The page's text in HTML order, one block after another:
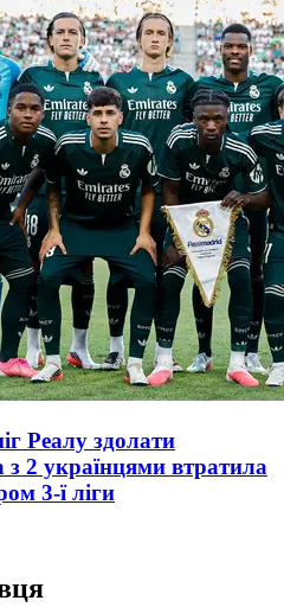
Реалу здолати
2 українцями втратила
3-ї ліги